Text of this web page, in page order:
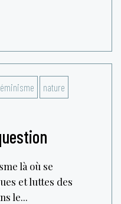
nature
là où se
et luttes des
le...